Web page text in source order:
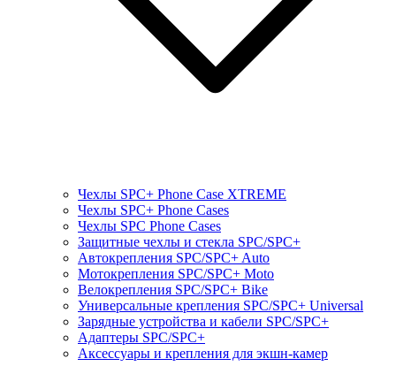
Чехлы SPC+ Phone Case XTREME
Чехлы SPC+ Phone Cases
Чехлы SPС Phone Cases
Защитные чехлы и стекла SPC/SPC+
Автокрепления SPС/SPC+ Auto
Мотокрепления SPС/SPC+ Moto
Велокрепления SPС/SPC+ Bike
Универсальные крепления SPС/SPC+ Universal
Зарядные устройства и кабели SPC/SPC+
Адаптеры SPC/SPC+
Аксессуары и крепления для экшн-камер